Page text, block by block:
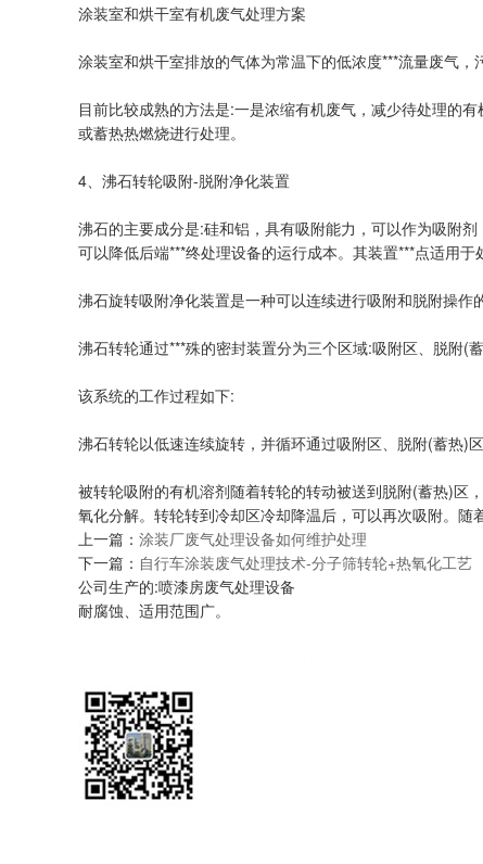
涂装室和烘干室有机废气处理方案
涂装室和烘干室排放的气体为常温下的低浓度***流量废气，
目前比较成熟的方法是:一是浓缩有机废气，减少待处理的
或蓄热热燃烧进行处理。
4、沸石转轮吸附-脱附净化装置
沸石的主要成分是:硅和铝，具有吸附能力，可以作为吸附
可以降低后端***终处理设备的运行成本。其装置***点适用于
沸石旋转吸附净化装置是一种可以连续进行吸附和脱附操作
沸石转轮通过***殊的密封装置分为三个区域:吸附区、脱附(蓄
该系统的工作过程如下:
沸石转轮以低速连续旋转，并循环通过吸附区、脱附(蓄热)
被转轮吸附的有机溶剂随着转轮的转动被送到脱附(蓄热)区
氧化分解。转轮转到冷却区冷却降温后，可以再次吸附。随
上一篇： 涂装厂废气处理设备如何维护处理
下一篇： 自行车涂装废气处理技术-分子筛转轮+热氧化工艺
公司生产的:喷漆房废气处理设备
耐腐蚀、适用范围广。